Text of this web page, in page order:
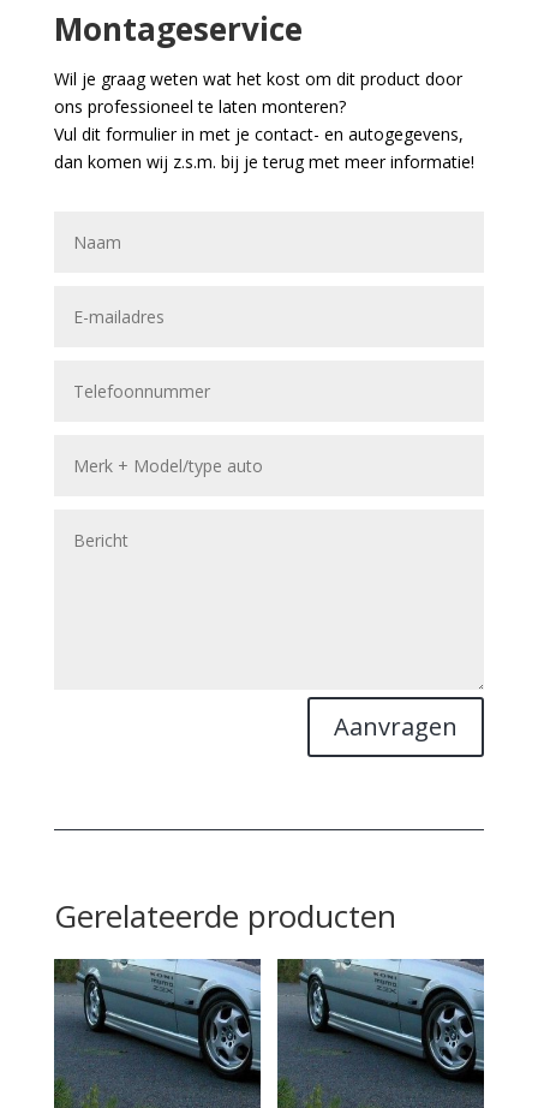
Montageservice
Wil je graag weten wat het kost om dit product door
ons professioneel te laten monteren?
Vul dit formulier in met je contact- en autogegevens,
dan komen wij z.s.m. bij je terug met meer informatie!
Aanvragen
Gerelateerde producten